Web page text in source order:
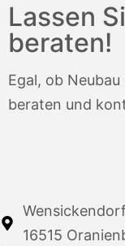
Lassen
beraten!
Egal, ob
beraten und
16515